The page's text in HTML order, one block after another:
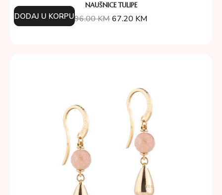
NAUŠNICE TULIPE
96.00KM67.20 KM
DODAJ U KORPU